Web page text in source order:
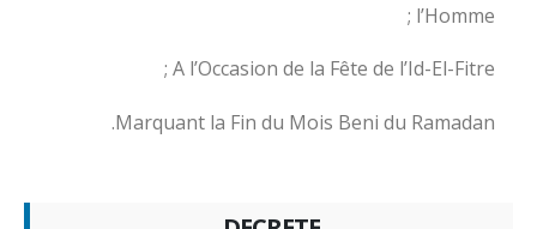
l’Homme ;
A l’Occasion de la Fête de l’Id-El-Fitre ;
Marquant la Fin du Mois Beni du Ramadan.